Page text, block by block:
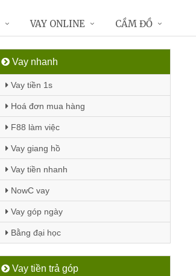
Vay nhanh
Vay tiền 1s
Hoá đơn mua hàng
F88 làm việc
Vay giang hồ
Vay tiền nhanh
NowC vay
Vay góp ngày
Bằng đại học
Vay tiền trả góp
VAY ONLINE CẦM ĐỒ